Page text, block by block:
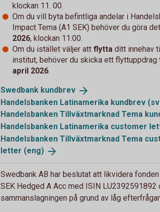
klockan 11. 00.
Om du vill byta befintliga andelar i
Impact Tema (A1 SEK) behöver du göra
2026, klockan 11:00.
Om du istället väljer att flytta ditt innehav
institut, behöver du skicka ett
april 2026.
Swedbank kundbrev
Handelsbanken Latinamerika kundbrev
Handelsbanken Tillväxtmarknad Tema
Handelsbanken Latinamerika customer
Handelsbanken Tillväxtmarknad Tema
letter (eng)
Swedbank AB har beslutat att likvidera
SEK Hedged A Acc med ISIN LU2392591892
sammanslagningen på grund av låg